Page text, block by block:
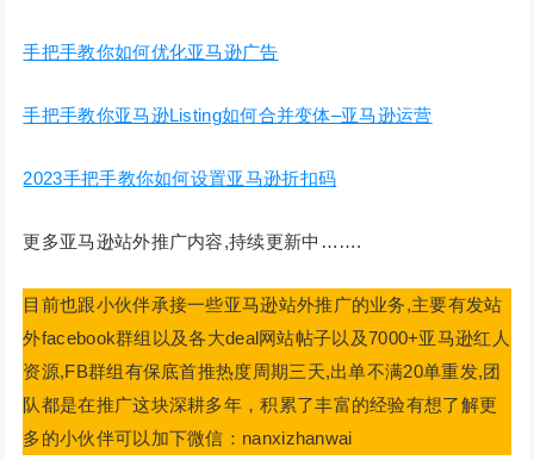
手把手教你如何优化亚马逊广告
手把手教你亚马逊Listing如何合并变体–亚马逊运营
2023手把手教你如何设置亚马逊折扣码
更多亚马逊站外推广内容,持续更新中…….
目前也跟小伙伴承接一些亚马逊站外推广的业务,主要有发站
外facebook群组以及各大deal网站帖子以及7000+亚马逊红人
资源,FB群组有保底首推热度周期三天,出单不满20单重发,团
队都是在推广这块深耕多年，积累了丰富的经验有想了解更
多的小伙伴可以加下微信：nanxizhanwai